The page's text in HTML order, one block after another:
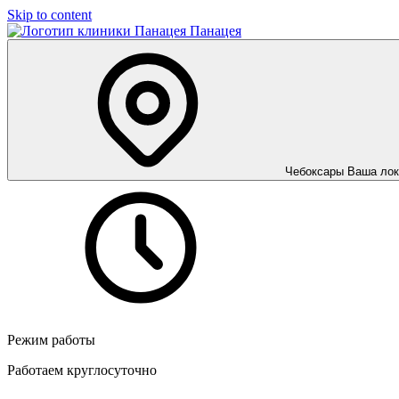
Skip to content
Панацея
Чебоксары Ваша
Режим работы
Работаем круглосуточно